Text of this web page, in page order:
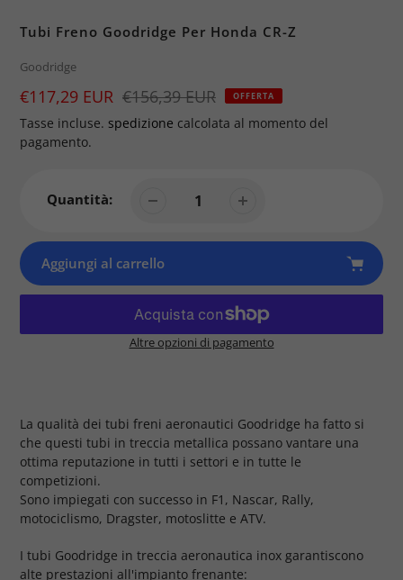
Tubi Freno Goodridge Per Honda CR-Z
Brand
Goodridge
Prezzo
di
vendita
€117,29 EUR
Prezzo €156,39 EUR OFFERTA
Tasse incluse. spedizione calcolata al momento del
pagamento.
Quantità:
Aggiungi al carrello
Altre opzioni di pagamento
tuo
carrello
La qualità dei tubi freni aeronautici Goodridge ha fatto si
che questi tubi in treccia metallica possano vantare una
ottima reputazione in tutti i settori e in tutte le
competizioni.
Sono impiegati con successo in F1, Nascar, Rally,
motociclismo, Dragster, motoslitte e ATV.
I tubi Goodridge in treccia aeronautica inox garantiscono
alte prestazioni all'impianto frenante: